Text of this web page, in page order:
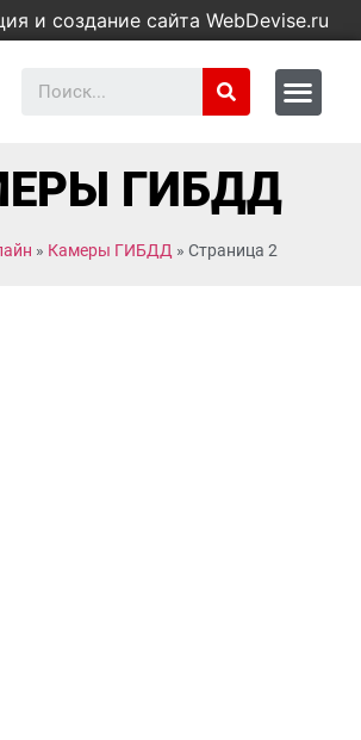
и создание сайта WebDevise.ru
ГИБДД
» Камеры ГИБДД » Страница 2